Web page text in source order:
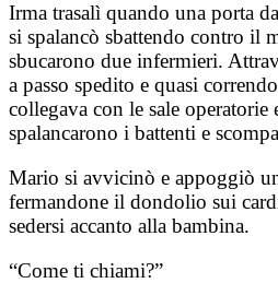
Irma trasalì quando una porta
si spalancò sbattendo contro il
sbucarono due infermieri.
a passo spedito e quasi
collegava con le sale
spalancarono i battenti e
Mario si avvicinò e appoggiò
fermandone il dondolio sui
sedersi accanto alla bambina.
“Come ti chiami?”